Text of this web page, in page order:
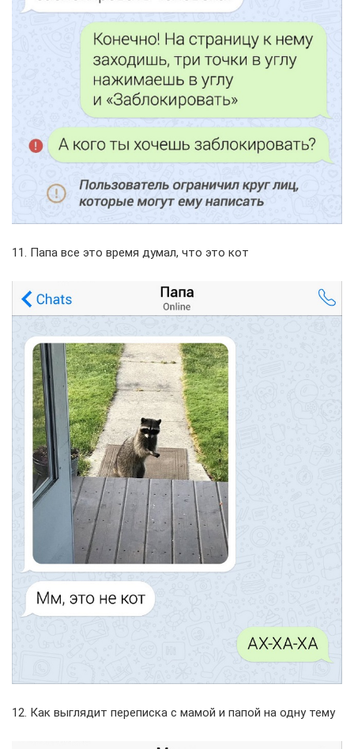
11. Папа все это время думал, что это кот
12. Как выглядит переписка с мамой и папой на одну тему